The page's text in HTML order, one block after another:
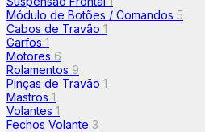
Módulo de Botões / Comandos 5
Cabos de Travão 1
Garfos 1
Motores 6
Rolamentos 9
Pinças de Travão 1
Mastros 1
Volantes 1
Fechos Volante 3